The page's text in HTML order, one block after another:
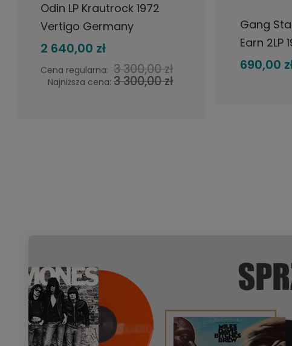
Odin LP Krautrock 1972
Vertigo Germany
2 640,00 zł
Cena regularna: 3 300,00 zł
Najniższa cena: 3 300,00 zł
Gang
Earn 2LP
Chrysalis
690,00